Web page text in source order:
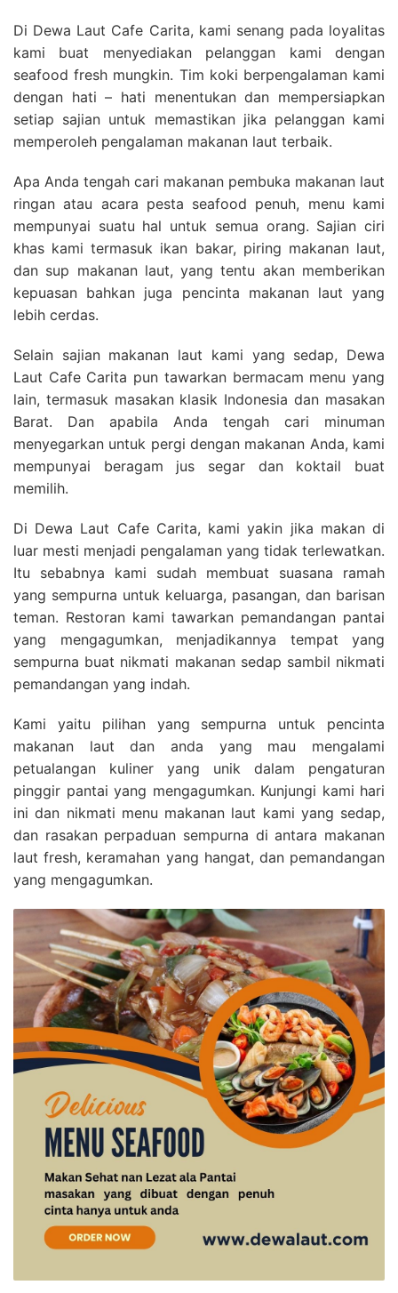
Di Dewa Laut Cafe Carita, kami senang pada loyalitas
kami buat menyediakan pelanggan kami dengan
seafood fresh mungkin. Tim koki berpengalaman kami
dengan hati – hati menentukan dan mempersiapkan
setiap sajian untuk memastikan jika pelanggan kami
memperoleh pengalaman makanan laut terbaik.
Apa Anda tengah cari makanan pembuka makanan laut
ringan atau acara pesta seafood penuh, menu kami
mempunyai suatu hal untuk semua orang. Sajian ciri
khas kami termasuk ikan bakar, piring makanan laut,
dan sup makanan laut, yang tentu akan memberikan
kepuasan bahkan juga pencinta makanan laut yang
lebih cerdas.
Selain sajian makanan laut kami yang sedap, Dewa
Laut Cafe Carita pun tawarkan bermacam menu yang
lain, termasuk masakan klasik Indonesia dan masakan
Barat. Dan apabila Anda tengah cari minuman
menyegarkan untuk pergi dengan makanan Anda, kami
mempunyai beragam jus segar dan koktail buat
memilih.
Di Dewa Laut Cafe Carita, kami yakin jika makan di
luar mesti menjadi pengalaman yang tidak terlewatkan.
Itu sebabnya kami sudah membuat suasana ramah
yang sempurna untuk keluarga, pasangan, dan barisan
teman. Restoran kami tawarkan pemandangan pantai
yang mengagumkan, menjadikannya tempat yang
sempurna buat nikmati makanan sedap sambil nikmati
pemandangan yang indah.
Kami yaitu pilihan yang sempurna untuk pencinta
makanan laut dan anda yang mau mengalami
petualangan kuliner yang unik dalam pengaturan
pinggir pantai yang mengagumkan. Kunjungi kami hari
ini dan nikmati menu makanan laut kami yang sedap,
dan rasakan perpaduan sempurna di antara makanan
laut fresh, keramahan yang hangat, dan pemandangan
yang mengagumkan.